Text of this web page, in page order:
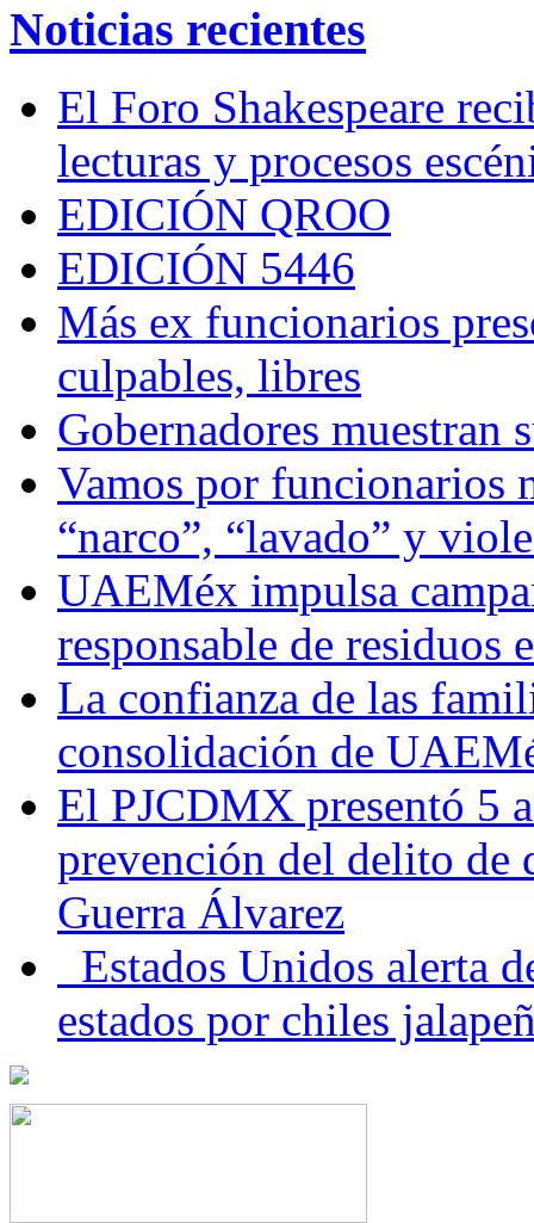
Noticias recientes
El Foro Shakespeare
lecturas y procesos
EDICIÓN QROO
EDICIÓN 5446
Más ex funcionarios
culpables, libres
Gobernadores muestran
Vamos por funcionarios
“narco”, “lavado” y
UAEMéx impulsa
responsable de residuos
La confianza de las
consolidación de
El PJCDMX presentó 5
prevención del delito de
Guerra Álvarez
Estados Unidos alerta
estados por chiles